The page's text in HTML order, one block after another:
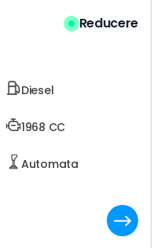
Reducere
Diesel
1968 CC
Automata